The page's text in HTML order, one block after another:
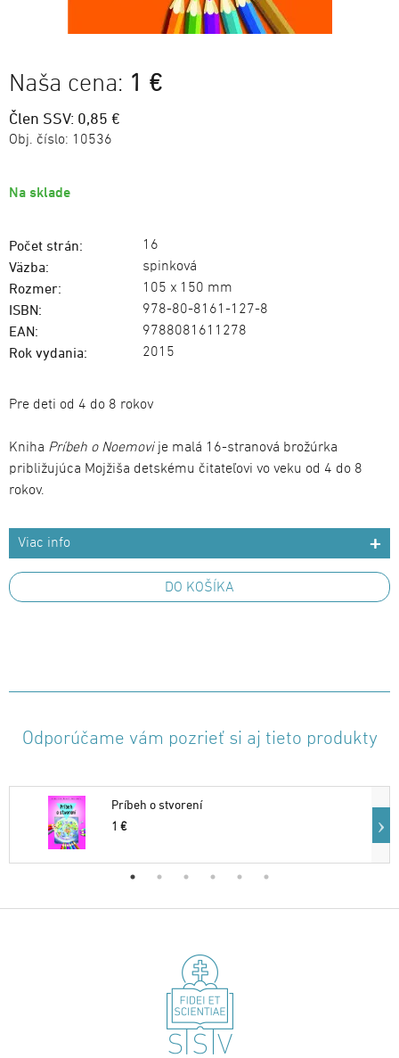
Naša cena: 1 €
Člen SSV: 0,85 €
Obj. číslo: 10536
Na sklade
Počet strán: 16
Väzba: spinková
Rozmer: 105 x 150 mm
ISBN: 978-80-8161-127-8
EAN: 9788081611278
Rok vydania: 2015
Pre deti od 4 do 8 rokov
Kniha Príbeh o Noemovije malá 16-stranová brožúrka
približujúca Mojžiša detskému čitateľovi vo veku od 4 do 8
rokov.
Viac info
DO KOŠÍKA
Odporúčame vám pozrieť si aj tieto produkty
Príbeh o stvorení
1 €